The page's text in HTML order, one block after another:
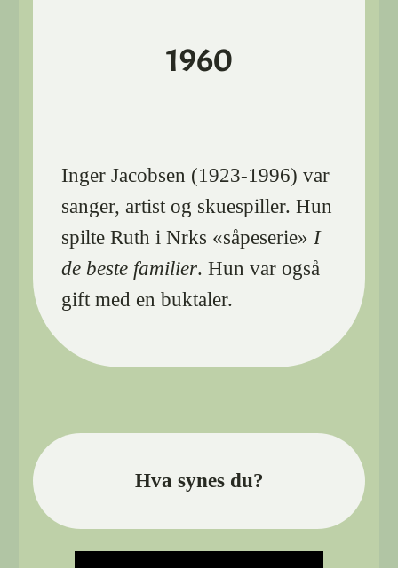
1960
Inger Jacobsen (1923-1996) var
sanger, artist og skuespiller. Hun
spilte Ruth i Nrks «såpeserie» I
de beste familier. Hun var også
gift med en buktaler.
Hva synes du?